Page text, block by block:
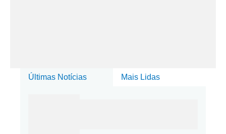
Últimas Notícias Mais Lidas